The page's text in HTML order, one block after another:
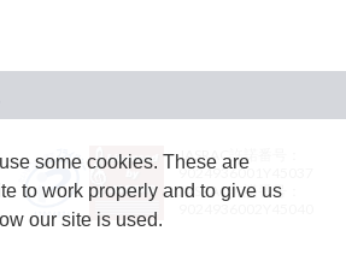
JASRAC許諾番号：
9024936001Y45037
JASRAC許諾番号：
some cookies. These are
to work properly and to give us
our site is used.